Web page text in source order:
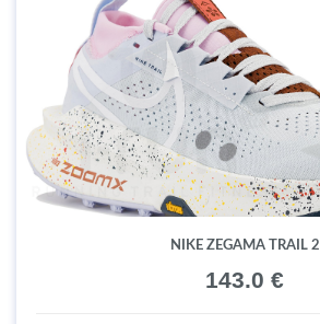
NIKE ZEGAMA TRAIL 2
143.0 €